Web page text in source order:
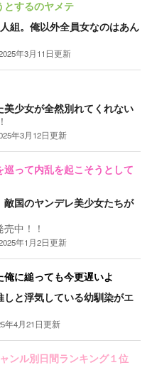
とするのヤメテ
組。俺以外全員女なのはあん
年3月11日更新
美少女が全然別れてくれない
年3月12日更新
って内乱を起こそうとして
国のヤンデレ美少女たちが
中！！
年1月2日更新
に縋っても今更遅いよ
と浮気している幼馴染がエ
年4月21日更新
ンル別日間ランキング１位